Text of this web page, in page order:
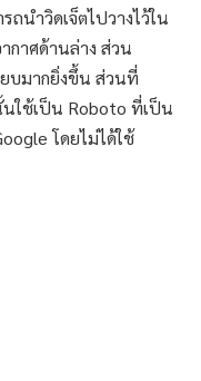
ถนำวิดเจ็ตไปวางไว้ใน
กาศด้านล่าง ส่วน
บมากยิ่งขึ้น ส่วนที่
ใช้เป็น Roboto ที่เป็น
โดยไม่ได้ใช้